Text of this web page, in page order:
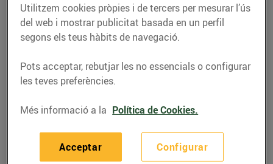
GASTRONOMIA I TRADICIONS
festes gastronòmiques
22/de desembre/2016
Utilitzem cookies pròpies i de tercers per mesurar l’ús
del web i mostrar publicitat basada en un perfil
segons els teus hàbits de navegació.
Pots acceptar, rebutjar les no essencials o configurar
les teves preferències.
Més informació a la Política de Cookies.
Configurar
Acceptar